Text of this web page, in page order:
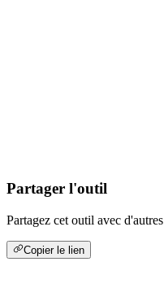
Partager l'outil
Partagez cet outil avec d'autres
Copier le lien